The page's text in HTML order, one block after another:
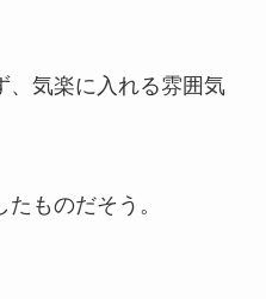
、気楽に入れる雰囲気
ものだそう。